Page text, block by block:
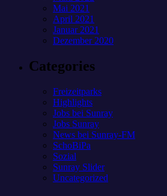
Mai 2021
April 2021
Januar 2021
Dezember 2020
Categories
Freizeitparks
Highlights
Jobs bei Sunray
Jobs Sunray
News bei Sunray-FM
SchoBiPa
Sozial
Sunray Slider
Uncategorized